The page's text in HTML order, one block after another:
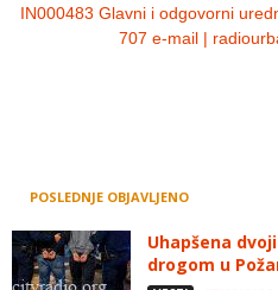
IN000483 Glavni i odgovorni
707 e-mail |
POSLEDNJE OBJAVLJENO
Uhapšena
drogom u